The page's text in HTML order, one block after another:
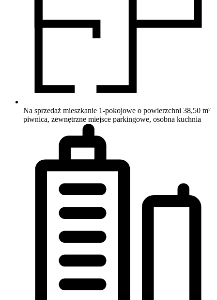
Na sprzedaż mieszkanie 1-pokojowe o powierzchni 38,50 m²
piwnica, zewnętrzne miejsce parkingowe, osobna kuchnia